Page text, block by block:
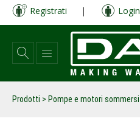
Salta
contenuto
principale
Registrati | Login
Prodotti > Pompe e motori sommersi